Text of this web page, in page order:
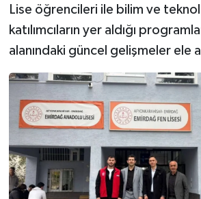
Lise öğrencileri ile bilim ve
katılımcıların yer aldığı
alanındaki güncel gelişmeler ele